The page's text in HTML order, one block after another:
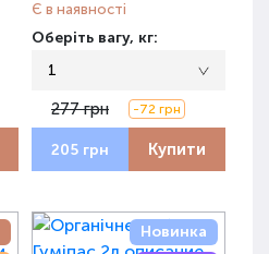
Є в наявності
Оберіть вагу, кг:
1
277 грн -72 грн
205 грн Купити
Новинка